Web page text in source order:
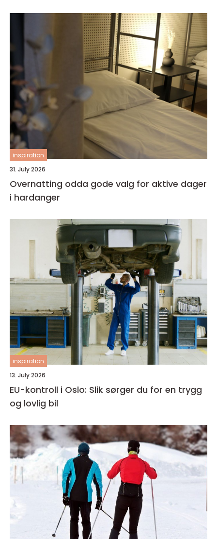
inspiration
31. July 2026
Overnatting odda gode valg for aktive dager
i hardanger
inspiration
13. July 2026
EU-kontroll i Oslo: Slik sørger du for en trygg
og lovlig bil